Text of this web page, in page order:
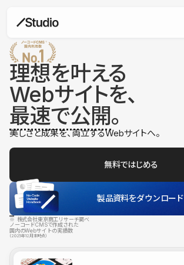
理想を叶える
Webサイトを、
最速で公開。
美しさと成果を、両立するWebサイトへ。
無料ではじめる
製品資料をダウンロード
※ 株式会社東京商工リサーチ調べ
ノーコードCMSで作成された
国内のWebサイトの実績数
（2025年12月末時点）